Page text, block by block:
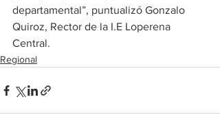
departamental”, puntualizó Gonzalo
Quiroz, Rector de la I.E Loperena
Central.
Regional